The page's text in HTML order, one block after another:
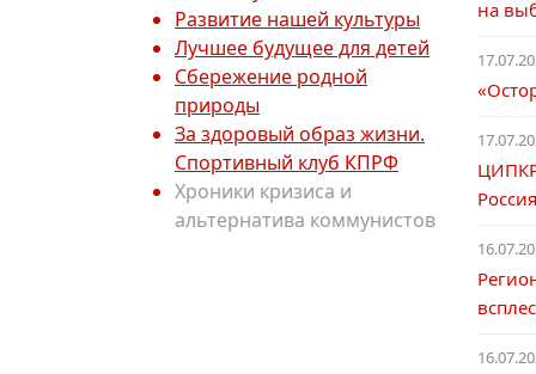
Развитие нашей культуры
Лучшее будущее для детей
Сбережение родной
природы
За здоровый образ жизни.
Спортивный клуб КПРФ
Хроники кризиса и
альтернатива коммунистов
на